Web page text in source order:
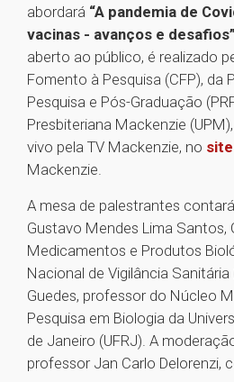
abordará “A pandemia de
vacinas - avanços e desafios”
aberto ao público, é realizado
Fomento à Pesquisa (CFP), da
Pesquisa e Pós-Graduação
Presbiteriana Mackenzie
vivo pela TV Mackenzie, no site
Mackenzie.
A mesa de palestrantes
Gustavo Mendes Lima Santos,
Medicamentos e Produtos
Nacional de Vigilância
Guedes, professor do Núcleo
Pesquisa em Biologia da
de Janeiro (UFRJ). A
professor Jan Carlo Delorenzi,